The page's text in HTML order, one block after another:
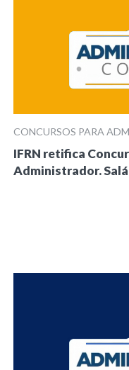
CONCURSOS PARA ADM
IFRN retifica
Administrador.